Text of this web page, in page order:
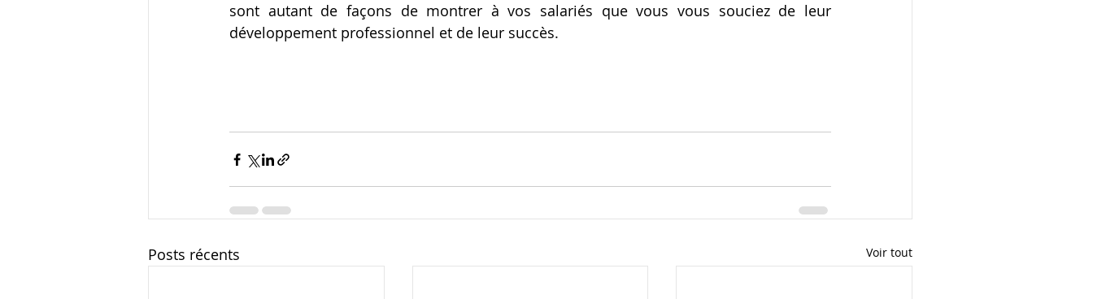
sont autant de façons de montrer à vos salariés que vous vous souciez de leur
développement professionnel et de leur succès.
Posts récents Voir tout